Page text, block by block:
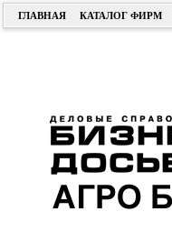
ГЛАВНАЯ КАТАЛОГ ФИРМ